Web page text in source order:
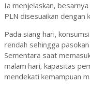
Ia menjelaskan,
PLN disesuaikan dengan
Pada siang hari,
rendah sehingga
Sementara saat
malam hari, kapasitas
mendekati kemampuan